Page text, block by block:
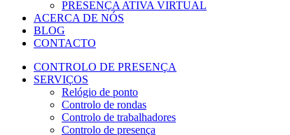
PRESENÇA ATIVA VIRTUAL
ACERCA DE NÓS
BLOG
CONTACTO
CONTROLO DE PRESENÇA
SERVIÇOS
Relógio de ponto
Controlo de rondas
Controlo de trabalhadores
Controlo de presença